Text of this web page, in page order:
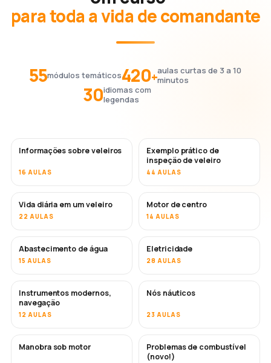
para toda a vida de comandante
55módulos temáticos420+aulas curtas de 3 a 10
minutos
30idiomas com
legendas
Informações sobre veleiros
16 AULAS
Exemplo prático de
inspeção de veleiro
44 AULAS
Vida diária em um veleiro
22 AULAS
Motor de centro
14 AULAS
Abastecimento de água
15 AULAS
Eletricidade
28 AULAS
Instrumentos modernos,
navegação
12 AULAS
Nós náuticos
23 AULAS
Manobra sob motor
Problemas de combustível
(novo!)